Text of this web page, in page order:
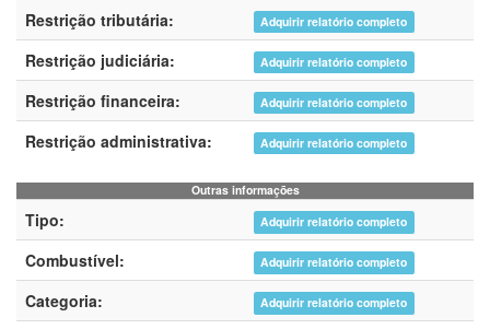
Restrição tributária: Adquirir relatório completo
Restrição judiciária: Adquirir relatório completo
Restrição financeira: Adquirir relatório completo
Restrição administrativa: Adquirir relatório completo
Outras informações
Tipo: Adquirir relatório completo
Combustível: Adquirir relatório completo
Categoria: Adquirir relatório completo